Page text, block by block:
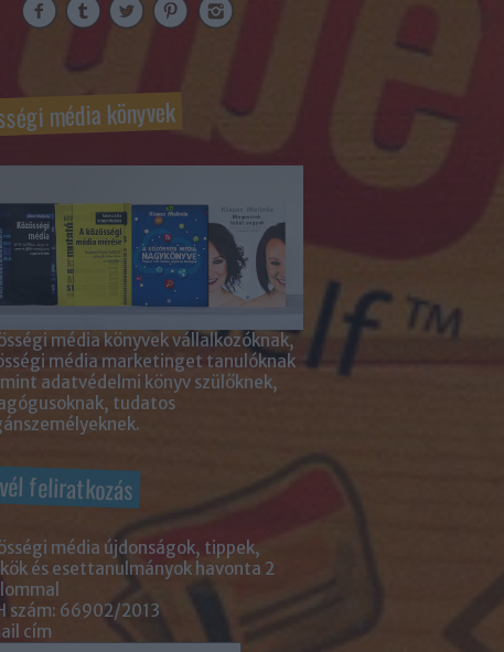
média könyvek
média könyvek vállalkozóknak,
média marketinget tanulóknak
adatvédelmi könyv szülőknek,
tudatos
feliratkozás
média újdonságok, tippek,
és esettanulmányok havonta 2
szám: 66902/2013
cím